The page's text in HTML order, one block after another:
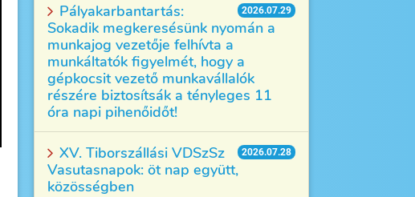
2026.07.29
Pályakarbantartás:
Sokadik megkeresésünk nyomán a
munkajog vezetője felhívta a
munkáltatók figyelmét, hogy a
gépkocsit vezető munkavállalók
részére biztosítsák a tényleges 11
óra napi pihenőidőt!
2026.07.28
XV. Tiborszállási VDSzSz
Vasutasnapok: öt nap együtt,
közösségben